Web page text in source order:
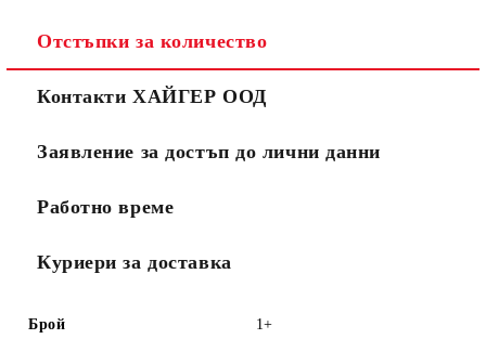
Отстъпки за количество
Контакти ХАЙГЕР ООД
Заявление за достъп до лични данни
Работно време
Куриери за доставка
Брой 1+